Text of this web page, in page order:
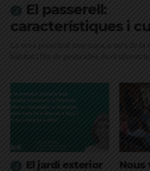
El passerell:
característiques i
La seva principal amenaça, a més de la
hàbitat i l'ús de pesticides, és el
El jardí exterior
Nous